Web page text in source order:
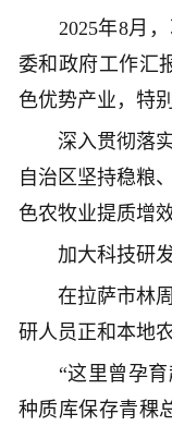
2025年8月，
委和政府工作汇
色优势产业，特
深入贯彻落实
自治区坚持稳粮
色农牧业提质增效
加大科技研发
在拉萨市林周
研人员正和本地
“这里曾孕育
种质库保存青稞